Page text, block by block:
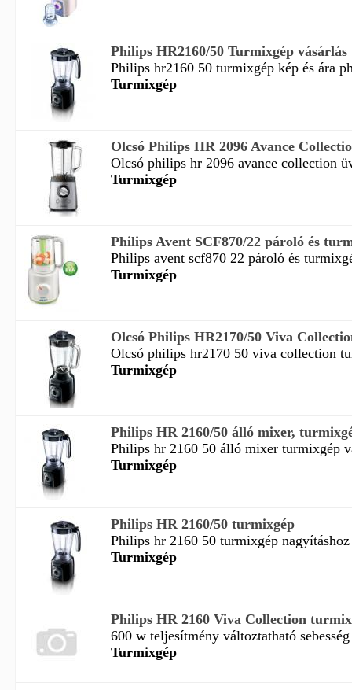
Philips HR2160/50 Turmixgép vásárlás
Philips hr2160 50 turmixgép kép és ára
Turmixgép
Olcsó Philips HR 2096 Avance
Olcsó philips hr 2096 avance collection
Turmixgép
Philips Avent SCF870/22 pároló és
Philips avent scf870 22 pároló és
Turmixgép
Olcsó Philips HR2170/50 Viva
Olcsó philips hr2170 50 viva collection
Turmixgép
Philips HR 2160/50 álló mixer,
Philips hr 2160 50 álló mixer turmixgép
Turmixgép
Philips HR 2160/50 turmixgép
Philips hr 2160 50 turmixgép
Turmixgép
Philips HR 2160 Viva Collection
600 w teljesítmény változtatható
Turmixgép